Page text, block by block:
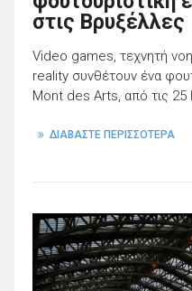
στις Βρυξέλλες
Video games, τεχνητή
reality συνθέτουν ένα
Mont des Arts, από τις 25
ΔΙΑΒΑΣΤΕ ΠΕΡΙΣΣΟΤΕΡΑ